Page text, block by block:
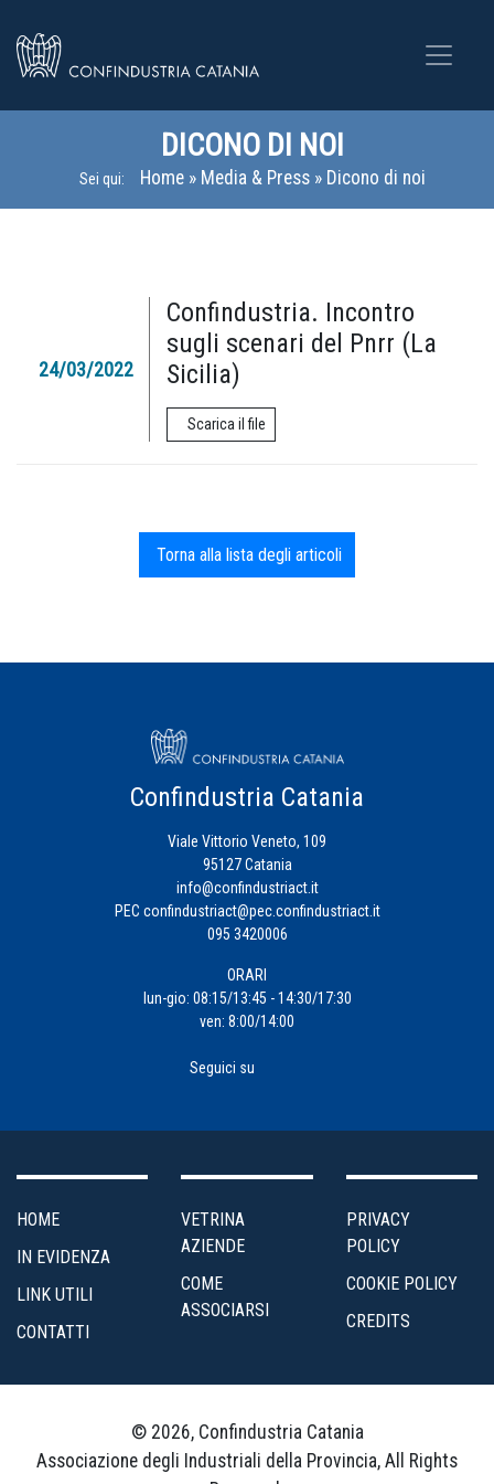
DICONO DI NOI
Sei qui: Home » Media & Press » Dicono di noi
24/03/2022
Confindustria. Incontro
sugli scenari del Pnrr (La
Sicilia)
Scarica il file
Torna alla lista degli articoli
Confindustria Catania
Viale Vittorio Veneto, 109
95127 Catania
info@confindustriact.it
PEC confindustriact@pec.confindustriact.it
095 3420006
ORARI
lun-gio: 08:15/13:45 - 14:30/17:30
ven: 8:00/14:00
Seguici su
HOME
IN EVIDENZA
LINK UTILI
CONTATTI
VETRINA
AZIENDE
COME
ASSOCIARSI
PRIVACY
POLICY
COOKIE POLICY
CREDITS
© 2026, Confindustria Catania
Associazione degli Industriali della Provincia, All Rights